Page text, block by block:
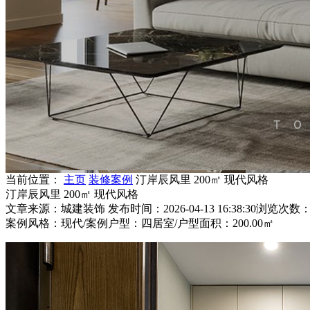
当前位置： 主页 装修案例 汀岸辰风里 200㎡ 现代风格
汀岸辰风里 200㎡ 现代风格
文章来源：城建装饰 发布时间：2026-04-13 16:38:30浏览次数
案例风格：现代/案例户型：四居室/户型面积：200.00㎡